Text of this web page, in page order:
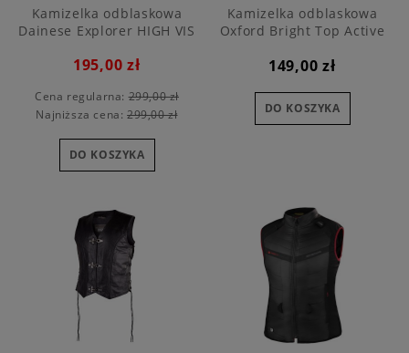
Kamizelka odblaskowa
Dainese Explorer HIGH VIS
195,00 zł
Cena regularna:299,00 zł
Najniższa cena:299,00 zł
DO KOSZYKA
Kamizelka odblaskowa
Oxford Bright Top Active
149,00 zł
DO KOSZYKA